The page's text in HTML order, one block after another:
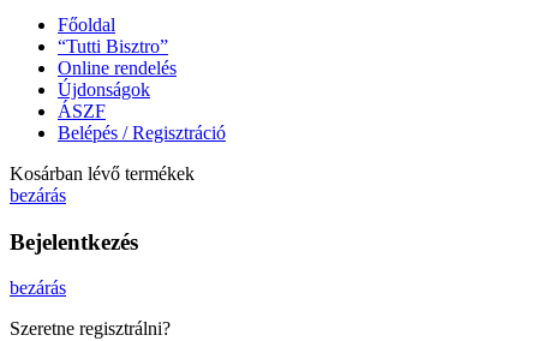
Főoldal
“Tutti Bisztro”
Online rendelés
Újdonságok
ÁSZF
Belépés / Regisztráció
Kosárban lévő termékek
bezárás
Bejelentkezés
bezárás
Szeretne regisztrálni?